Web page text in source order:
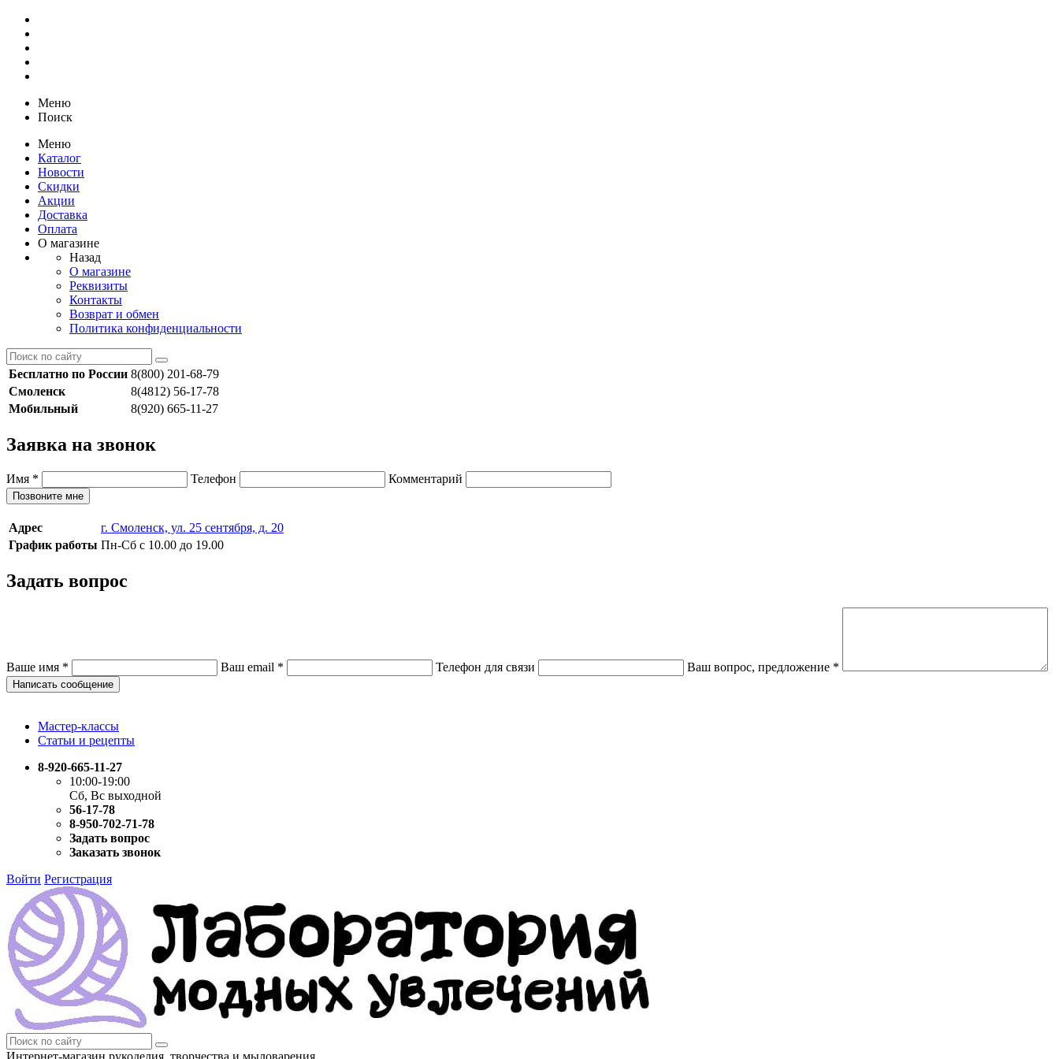
Меню
Поиск
Меню
Каталог
Новости
Скидки
Акции
Доставка
Оплата
О магазине
Назад
О магазине
Реквизиты
Контакты
Возврат и обмен
Политика конфиденциальности
Бесплатно по России 8(800) 201-68-79
Смоленск
8(4812) 56-17-78
Мобильный
8(920) 665-11-27
Заявка на звонок
Имя * Телефон Комментарий
Позвоните мне
Адрес
г. Смоленск, ул. 25 сентября, д. 20
График работы Пн-Сб с 10.00 до 19.00
Задать вопрос
Ваше имя * Ваш email * Телефон для связи Ваш вопрос, предложение *
Написать сообщение
Мастер-классы
Статьи и рецепты
8-920-665-11-27
10:00-19:00
Сб, Вс выходной
56-17-78
8-950-702-71-78
Задать вопрос
Заказать звонок
Войти Регистрация
Интернет-магазин рукоделия, творчества и мыловарения.